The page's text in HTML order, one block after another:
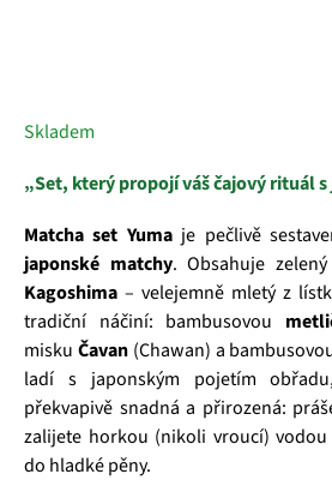
Skladem
„Set, který propojí váš čajový rituál
Matcha set Yumaje pečlivě
japonské matchy. Obsahuje
Kagoshima – velejemně mletý z
tradiční náčiní: bambusovou
misku Čavan(Chawan) a
ladí s japonským pojetím
překvapivě snadná a přirozená:
zalijete horkou (nikoli vroucí)
do hladké pěny.